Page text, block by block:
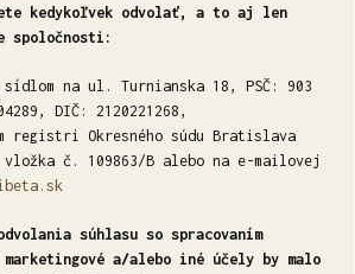
kedykoľvek odvolať, a to aj len
spoločnosti:
sídlom na ul. Turnianska 18, PSČ: 903
DIČ: 2120221268,
registri Okresného súdu Bratislava
č. 109863/B alebo na e-mailovej
súhlasu so spracovaním
marketingové a/alebo iné účely by malo